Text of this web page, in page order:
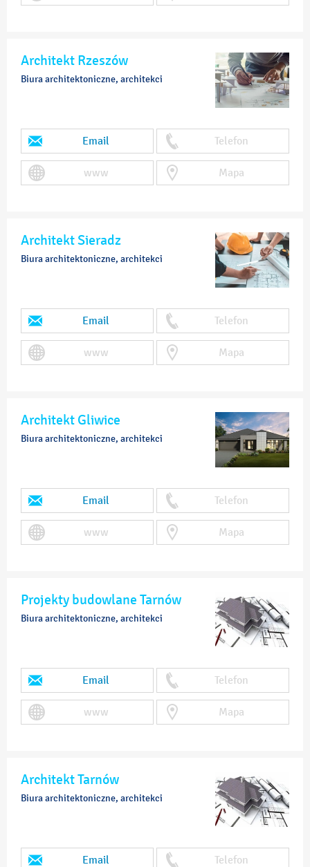
Architekt Rzeszów
Biura architektoniczne, architekci
Email Telefon
www Mapa
Architekt Sieradz
Biura architektoniczne, architekci
Email Telefon
www Mapa
Architekt Gliwice
Biura architektoniczne, architekci
Email Telefon
www Mapa
Projekty budowlane Tarnów
Biura architektoniczne, architekci
Email Telefon
www Mapa
Architekt Tarnów
Biura architektoniczne, architekci
Email Telefon